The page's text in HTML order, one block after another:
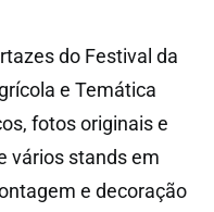
do Festival da
e Temática
fotos originais e
vários stands em
e decoração